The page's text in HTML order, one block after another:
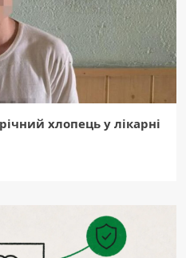
хлопець у лікарні